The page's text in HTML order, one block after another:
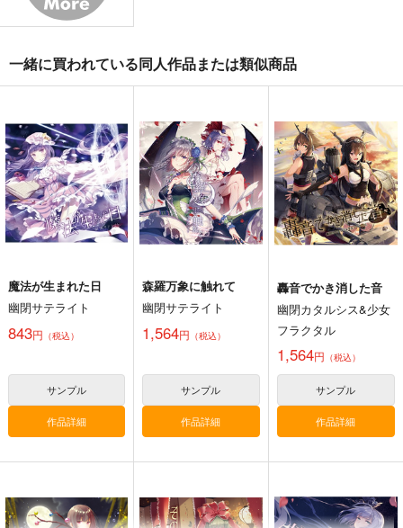
2,200円（税込）
サンプル サンプル
必然のカタストロフィ
少女フラクタル
2,750円（税込）
東方Project
サンプル
一緒に買われている同人作品または類似商品
魔法が生まれた日
幽閉サテライト
843円 （税込）
サンプル
作品詳細
森羅万象に触れて
幽閉サテライト
1,564円 （税込）
サンプル
作品詳細
轟音でかき消した音
幽閉カタルシス&少女
フラクタル
1,564円 （税込）
サンプル
作品詳細